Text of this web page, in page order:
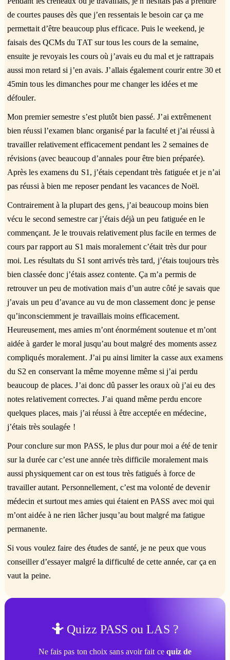
de courtes pauses dès que j’en ressentais le besoin car ça me
permettait d’être beaucoup plus efficace. Puis le weekend, je
faisais des QCMs du TAT sur tous les cours de la semaine,
ensuite je revoyais les cours où j’avais eu du mal et je rattrapais
aussi mon retard si j’en avais. J’allais également courir entre 30 et
45min tous les dimanches pour me changer les idées et me
défouler.
Mon premier semestre s’est plutôt bien passé. J’ai extrêmenent
bien réussi l’examen blanc organisé par la faculté et j’ai réussi à
travailler relativement efficacement pendant les 2 semaines de
révisions (avec beaucoup d’annales pour être bien préparée).
Après les examens du S1, j’étais cependant très fatiguée et je n’ai
pas réussi à bien me reposer pendant les vacances de Noël.
Contrairement à la plupart des gens, j’ai beaucoup moins bien
vécu le second semestre car j’étais déjà un peu fatiguée en le
commençant. Je le trouvais relativement plus facile en termes de
cours par rapport au S1 mais moralement c’était très dur pour
moi. Les résultats du S1 sont arrivés très tard, j’étais toujours très
bien classée donc j’étais assez contente. Ça m’a permis de
retrouver un peu de motivation mais d’un autre côté je savais que
j’avais un peu d’avance au vu de mon classement donc je pense
qu’inconsciemment je travaillais moins efficacement.
Heureusement, mes amies m’ont énormément soutenue et m’ont
aidée à garder le moral jusqu’au bout malgré des moments assez
compliqués moralement. J’ai pu ainsi limiter la casse aux examens
du S2 en conservant la même moyenne même si j’ai perdu
beaucoup de places. J’ai donc dû passer les oraux où j’ai eu des
notes relativement correctes. J’ai quand même perdu encore
quelques places, mais j’ai réussi à être acceptée en médecine,
j’étais très soulagée !
Pour conclure sur mon PASS, le plus dur pour moi a été de tenir
sur la durée car c’est une année très difficile moralement mais
aussi physiquement car on est tous très fatigués à force de
travailler autant. Personnellement, c’est ma volonté de devenir
médecin et surtout mes amies qui étaient en PASS avec moi qui
m’ont aidée à ne rien lâcher jusqu’au bout malgré ma fatigue
permanente.
Si vous voulez faire des études de santé, je ne peux que vous
conseiller d’essayer malgré la difficulté de cette année, car ça en
vaut la peine.
🤷 Quizz PASS ou LAS ?
Ne fais pas ton choix sans avoir fait ce quiz de